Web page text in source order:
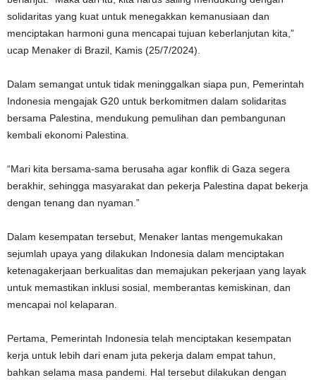
solidaritas yang kuat untuk menegakkan kemanusiaan dan
menciptakan harmoni guna mencapai tujuan keberlanjutan kita,”
ucap Menaker di Brazil, Kamis (25/7/2024).
Dalam semangat untuk tidak meninggalkan siapa pun, Pemerintah
Indonesia mengajak G20 untuk berkomitmen dalam solidaritas
bersama Palestina, mendukung pemulihan dan pembangunan
kembali ekonomi Palestina.
“Mari kita bersama-sama berusaha agar konflik di Gaza segera
berakhir, sehingga masyarakat dan pekerja Palestina dapat bekerja
dengan tenang dan nyaman.”
Dalam kesempatan tersebut, Menaker lantas mengemukakan
sejumlah upaya yang dilakukan Indonesia dalam menciptakan
ketenagakerjaan berkualitas dan memajukan pekerjaan yang layak
untuk memastikan inklusi sosial, memberantas kemiskinan, dan
mencapai nol kelaparan.
Pertama, Pemerintah Indonesia telah menciptakan kesempatan
kerja untuk lebih dari enam juta pekerja dalam empat tahun,
bahkan selama masa pandemi. Hal tersebut dilakukan dengan